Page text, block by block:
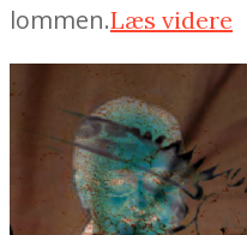
lommen.Læs videre